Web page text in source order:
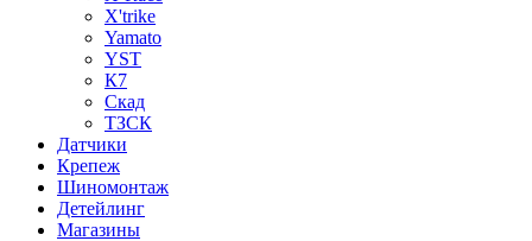
X'trike
Yamato
YST
К7
Скад
ТЗСК
Датчики
Крепеж
Шиномонтаж
Детейлинг
Магазины